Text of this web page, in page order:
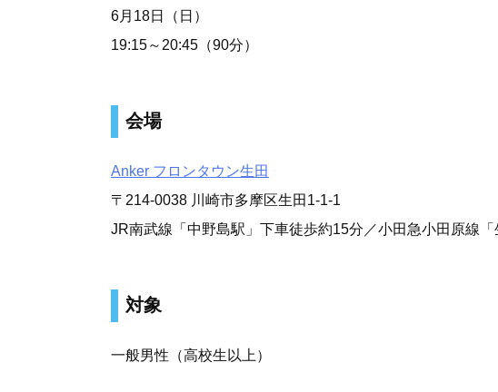
6月18日（日）
19:15～20:45（90分）
会場
Anker フロンタウン生田
〒214-0038 川崎市多摩区生田1-1-1
JR南武線「中野島駅」下車徒歩約15分／小田急小田原線
対象
一般男性（高校生以上）